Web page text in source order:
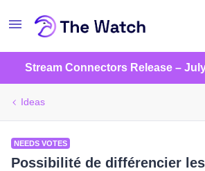
Stream Connectors Release –
Ideas
NEEDS VOTES
Possibilité de différencier